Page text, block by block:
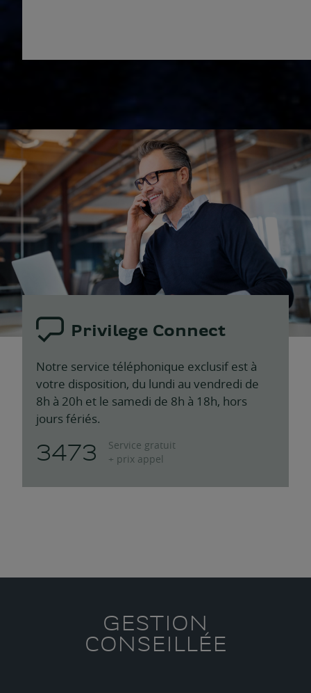
Privilege Connect
Notre service téléphonique exclusif est à
votre disposition, du lundi au vendredi de
8h à 20h et le samedi de 8h à 18h, hors
jours fériés.
3473
Service gratuit
+ prix appel
GESTION
CONSEILLÉE